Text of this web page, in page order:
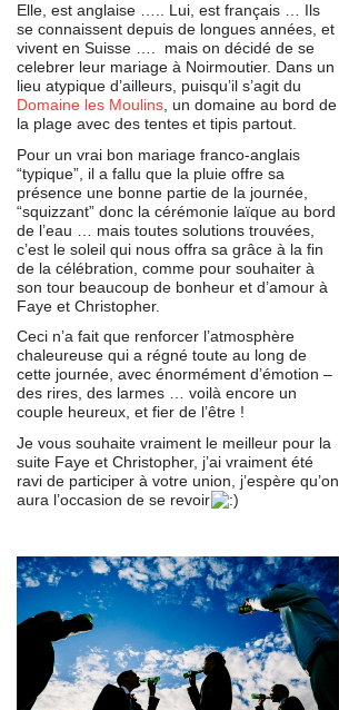
Elle, est anglaise ….. Lui, est français … Ils
se connaissent depuis de longues années, et
vivent en Suisse …. mais on décidé de se
celebrer leur mariage à Noirmoutier. Dans un
lieu atypique d’ailleurs, puisqu’il s’agit du
Domaine les Moulins, un domaine au bord de
la plage avec des tentes et tipis partout.
Pour un vrai bon mariage franco-anglais
“typique”, il a fallu que la pluie offre sa
présence une bonne partie de la journée,
“squizzant” donc la cérémonie laïque au bord
de l’eau … mais toutes solutions trouvées,
c’est le soleil qui nous offra sa grâce à la fin
de la célébration, comme pour souhaiter à
son tour beaucoup de bonheur et d’amour à
Faye et Christopher.
Ceci n’a fait que renforcer l’atmosphère
chaleureuse qui a régné toute au long de
cette journée, avec énormément d’émotion –
des rires, des larmes … voilà encore un
couple heureux, et fier de l’être !
Je vous souhaite vraiment le meilleur pour la
suite Faye et Christopher, j’ai vraiment été
ravi de participer à votre union, j’espère qu’on
aura l’occasion de se revoir